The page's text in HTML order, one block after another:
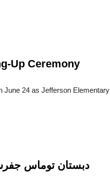
Up Ceremony
June 24 as Jefferson Elementary
دبستان توماس